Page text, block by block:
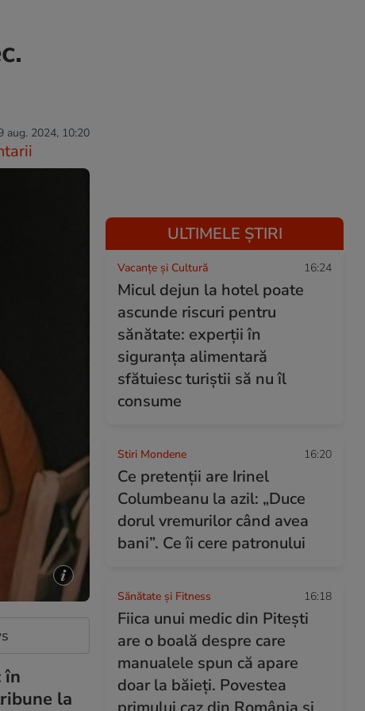
aug. 2024, 10:20
în
la
ULTIMELE ȘTIRI
Vacanțe și Cultură 16:24
Micul dejun la hotel poate
ascunde riscuri pentru
sănătate: experții în
siguranța alimentară
sfătuiesc turiștii să nu îl
consume
Stiri Mondene 16:20
Ce pretenții are Irinel
Columbeanu la azil: „Duce
dorul vremurilor când avea
bani”. Ce îi cere patronului
Sănătate și Fitness 16:18
Fiica unui medic din Pitești
are o boală despre care
manualele spun că apare
doar la băieți. Povestea